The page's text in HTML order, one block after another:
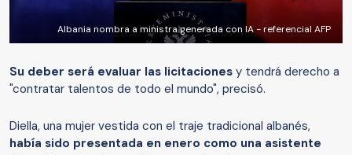
Albania nombra a ministra generada con IA - referencial AFP
Su deber será evaluar las licitaciones y tendrá derecho a
"contratar talentos de todo el mundo", precisó.
Diella, una mujer vestida con el traje tradicional albanés,
había sido presentada en enero como una asistente